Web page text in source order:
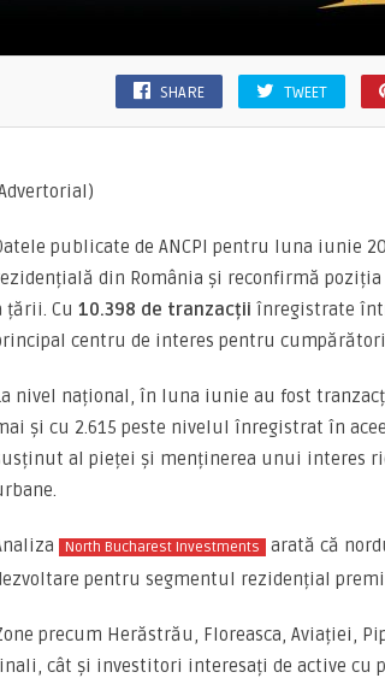
SHARE TWEET
publicate de ANCPI pentru luna iunie
din România și reconfirmă
țării. Cu 10.398 de tranzacții înregistrate
centru de interes pentru
nivel național, în luna iunie au fost
și cu 2.615 peste nivelul înregistrat în
al pieței și menținerea unui interes
North Bucharest Investments
arată că
pentru segmentul rezidențial
precum Herăstrău, Floreasca, Aviației,
cât și investitori interesați de active cu